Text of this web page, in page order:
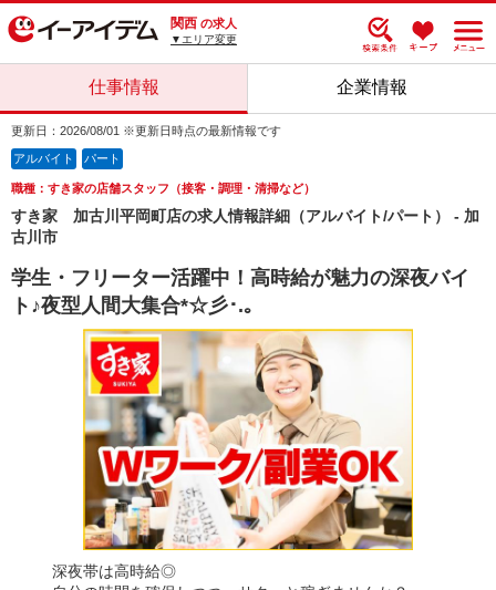
関西 の求人
▼エリア変更
仕事情報 企業情報
更新日：2026/08/01 ※更新日時点の最新情報です
アルバイト パート
職種：すき家の店舗スタッフ（接客・調理・清掃など）
すき家 加古川平岡町店の求人情報詳細（アルバイト/パート） - 加
古川市
学生・フリーター活躍中！高時給が魅力の深夜バイ
ト♪夜型人間大集合*☆彡･.｡
深夜帯は高時給◎